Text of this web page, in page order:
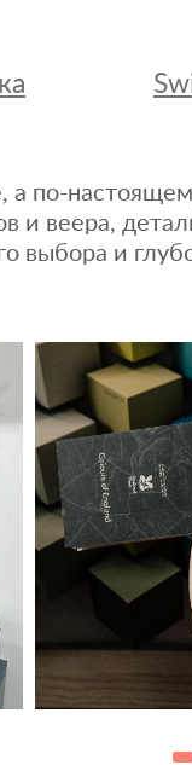
по-
и веера,
выбора и